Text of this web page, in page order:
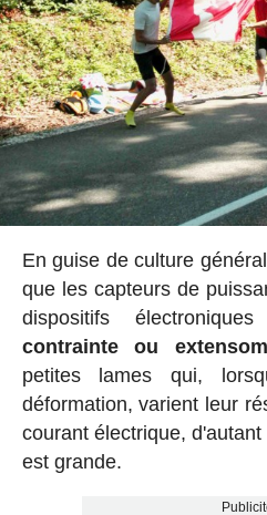
En guise de culture
que les capteurs de
dispositifs
contrainte ou
petites lames qui,
déformation, varient leur
courant électrique,
est grande.